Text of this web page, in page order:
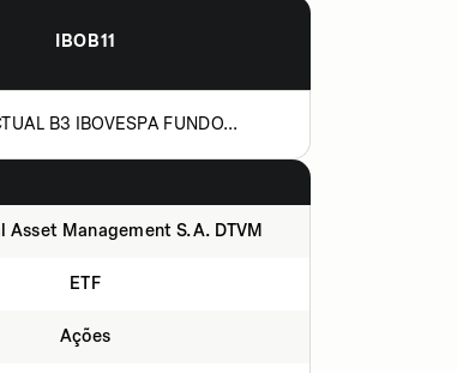
IBOB11
B3 IBOVESPA FUNDO...
Asset Management S.A. DTVM
ETF
Ações